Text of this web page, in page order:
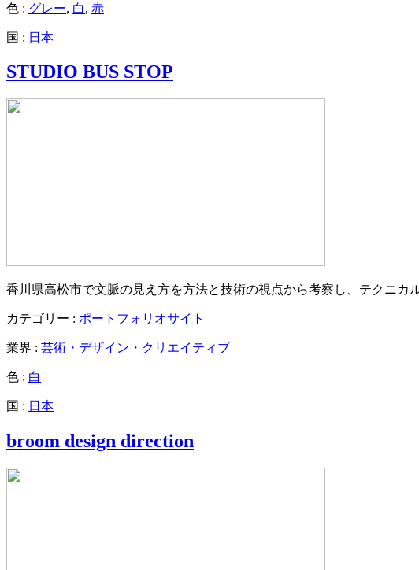
色 : グレー, 白, 赤
国 : 日本
STUDIO BUS STOP
香川県高松市で文脈の見え方を方法と技術の視点から考察し、テクニ
カテゴリー : ポートフォリオサイト
業界 : 芸術・デザイン・クリエイティブ
色 : 白
国 : 日本
broom design direction